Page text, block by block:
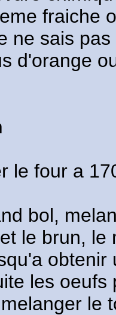
fraiche
ne sais
d'orange
le four a
bol,
le brun, le
les
le